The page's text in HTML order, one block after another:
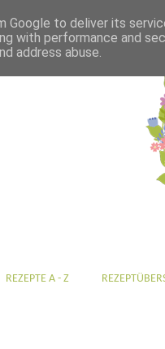
REZEPTE A - Z
Google to deliver its
with performance and
address abuse.